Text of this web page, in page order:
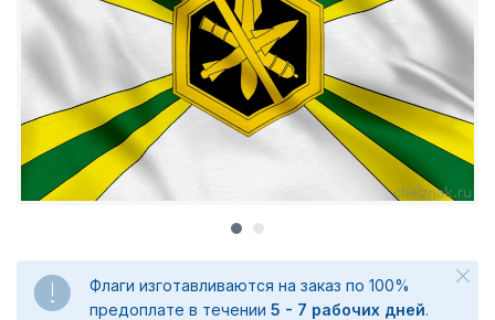
Флаги изготавливаются на заказ по 100%
предоплате в течении 5 - 7 рабочих дней.